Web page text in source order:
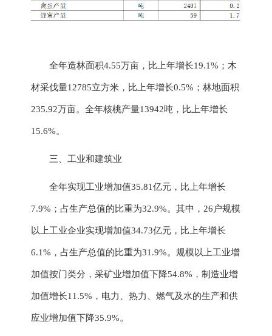
全年造林面积4.55万亩，比上年增长19.1%；木
材采伐量12785立方米，比上年增长0.5%；林地面积
235.92万亩。全年核桃产量13942吨，比上年增长
15.6%。
三、工业和建筑业
全年实现工业增加值35.81亿元，比上年增长
7.9%；占生产总值的比重为32.9%。其中， 26户规模
以上工业企业实现增加值34.73亿元，比上年增长
6.1%，占生产总值的比重为31.9%。 规模以上工业增
加值按门类分，采矿业增加值下降54.8%，制造业增
加值增长11.5%，电力、热力、燃气及水的生产和供
应业增加值下降35.9%。